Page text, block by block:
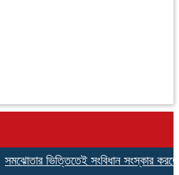
সমঝোতার ভিত্তিতেই সংবিধান সংস্কার করতে